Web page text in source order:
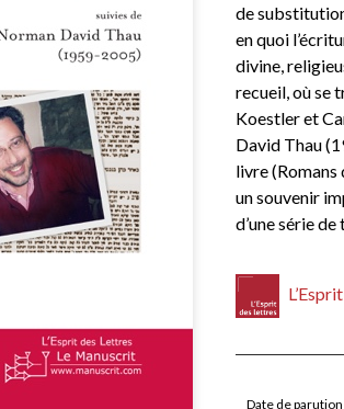
de
en quoi
divine,
recueil, où se
Koestler et
David Thau
livre
un souvenir
d’une série
Date de parution